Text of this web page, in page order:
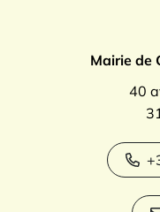
Mairie de
40